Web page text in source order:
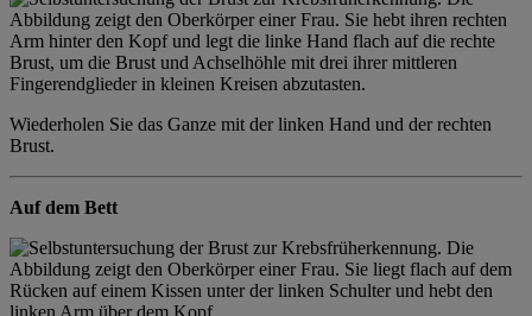
Wiederholen Sie das Ganze mit der linken Hand und der rechten
Brust.
Auf dem Bett